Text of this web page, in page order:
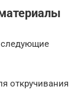
откручивания